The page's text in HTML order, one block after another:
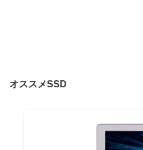
オススメSSD